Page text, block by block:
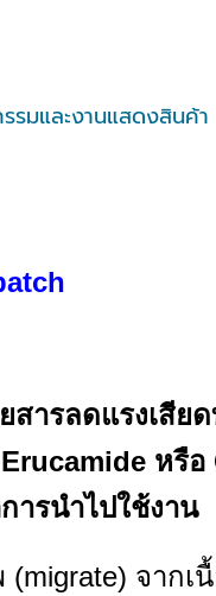
รมและงานแสดงสินค้า
ารลดแรงเสีย
หรื
ารนำไปใช้งาน
จากเ